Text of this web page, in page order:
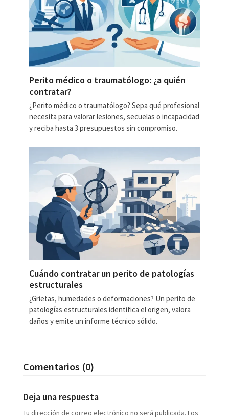
Perito médico o traumatólogo: ¿a quién
contratar?
¿Perito médico o traumatólogo? Sepa qué profesional
necesita para valorar lesiones, secuelas o incapacidad
y reciba hasta 3 presupuestos sin compromiso.
Cuándo contratar un perito de patologías
estructurales
¿Grietas, humedades o deformaciones? Un perito de
patologías estructurales identifica el origen, valora
daños y emite un informe técnico sólido.
Comentarios (0)
Deja una respuesta
Tu dirección de correo electrónico no será publicada. Los